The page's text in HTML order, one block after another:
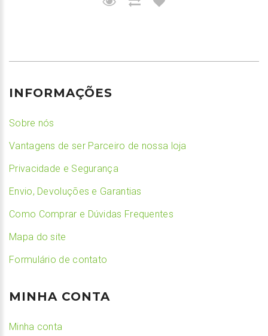
INFORMAÇÕES
Sobre nós
Vantagens de ser Parceiro de nossa loja
Privacidade e Segurança
Envio, Devoluções e Garantias
Como Comprar e Dúvidas Frequentes
Mapa do site
Formulário de contato
MINHA CONTA
Minha conta